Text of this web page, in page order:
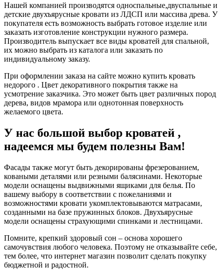
Нашей компанией производятся односпальные,двуспальные и
детские двухъярусные кровати из ЛДСП или массива древа. У
покупателя есть возможность выбрать готовое изделие или
заказать изготовление конструкции нужного размера.
Производитель выпускает все виды кроватей для спальной,
их можно выбрать из каталога или заказать по
индивидуальному заказу.
При оформлении заказа на сайте можно купить кровать
недорого . Цвет декоративного покрытия также на
усмотрение заказчика. Это может быть цвет различных пород
дерева, видов мрамора или однотонная поверхность
желаемого цвета.
У нас большой выбор кроватей ,
надеемся мы будем полезны Вам!
Фасады также могут быть декорированы фрезерованием,
коваными деталями или резными балясинами. Некоторые
модели оснащены выдвижными ящиками для белья. По
вашему выбору в соответствии с пожеланиями и
возможностями кровати укомплектовываются матрасами,
созданными на базе пружинных блоков. Двухъярусные
модели оснащены страхующими спинками и лестницами.
Помните, крепкий здоровый сон – основа хорошего
самочувствия любого человека. Поэтому не отказывайте себе,
тем более, что интернет магазин позволит сделать покупку
бюджетной и радостной.